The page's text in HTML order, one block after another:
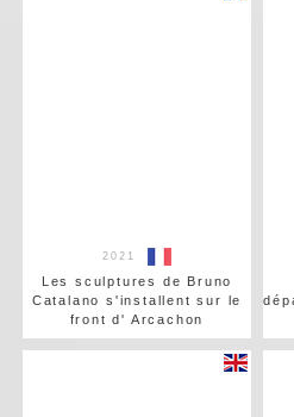
2021
Les sculptures de Bruno
Catalano s'installent sur le
front d' Arcachon